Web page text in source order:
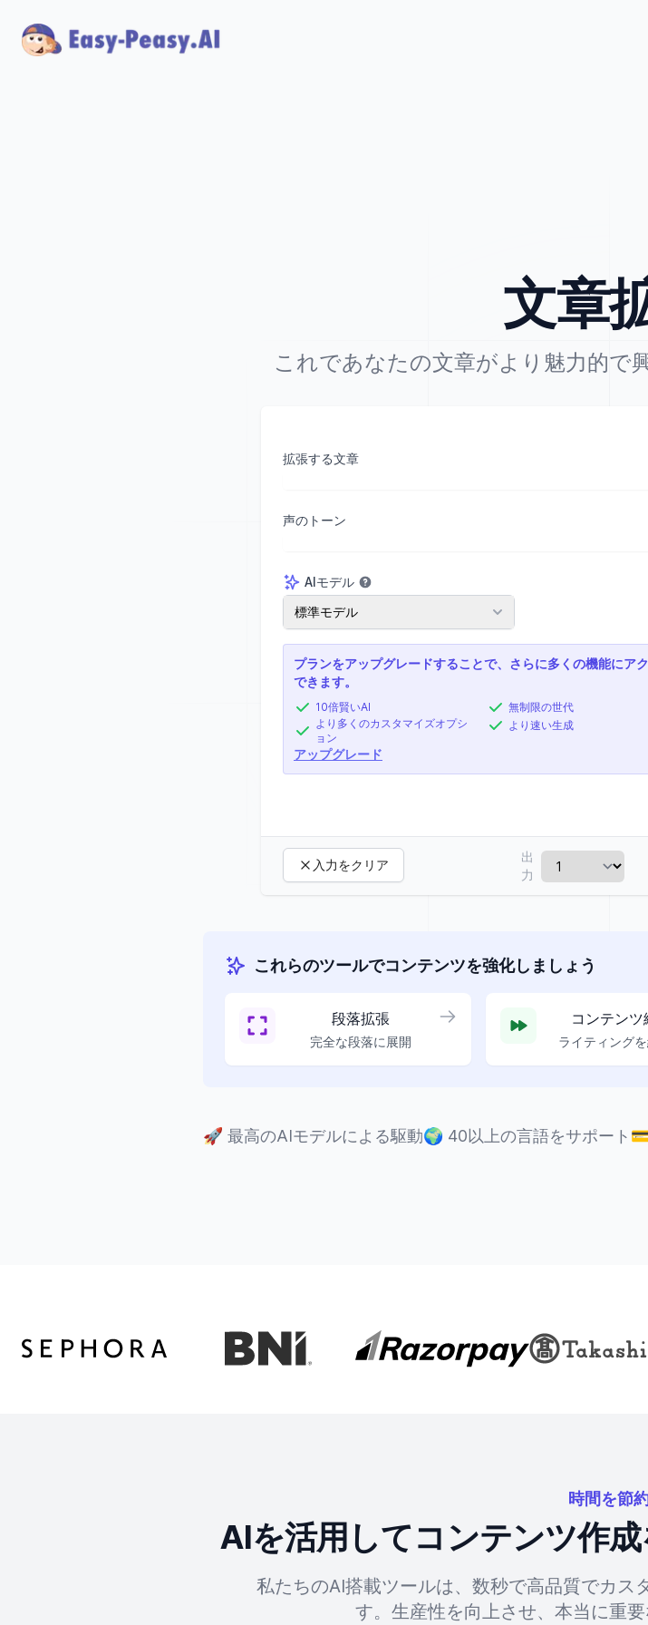
文章
これであなたの文章がより魅力的で
拡張する文章
声のトーン
AIモデル
AIモデル
標準モデル
プランをアップグレードすることで、さらに多くの機能にア
できます。
10倍賢いAI
より多くのカスタマイズオプシ
ョン
無制限の世代
より速い生成
アップグレード
入力をクリア
出
力
これらのツールでコンテンツを強化しましょう
段落拡張
完全な段落に展開
コンテンツ
ライティング
🚀 最高のAIモデルによる駆動🌍 40以上の言語をサポート
時間を節
AIを活用してコンテンツ作
私たちのAI搭載ツールは、数秒で高品質でカス
す。生産性を向上させ、本当に重要